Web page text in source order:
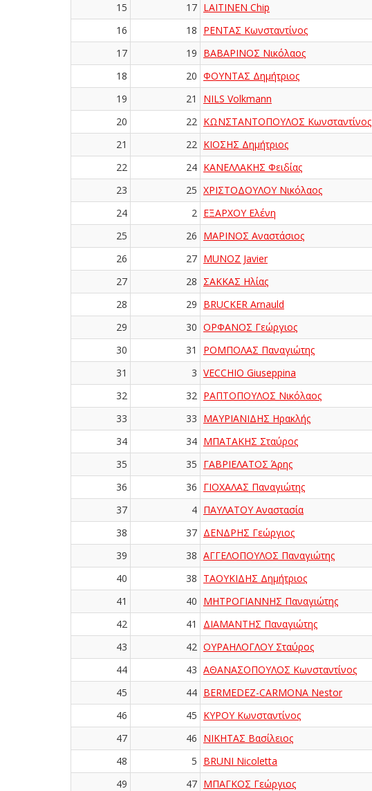
15
17 LAITINEN Chip
16
18 ΡΕΝΤΑΣ Κωνσταντίνος
17
19 ΒΑΒΑΡΙΝΟΣ Νικόλαος
18
20 ΦΟΥΝΤΑΣ Δημήτριος
19
21 NILS Volkmann
20
22 ΚΩΝΣΤΑΝΤΟΠΟΥΛΟΣ Κωνσταντίνος
21
22 ΚΙΟΣΗΣ Δημήτριος
22
24 ΚΑΝΕΛΛΑΚΗΣ Φειδίας
23
25 ΧΡΙΣΤΟΔΟΥΛΟΥ Νικόλαος
24
2 ΕΞΑΡΧΟΥ Ελένη
25
26 ΜΑΡΙΝΟΣ Αναστάσιος
26
27 MUNOZ Javier
27
28 ΣΑΚΚΑΣ Ηλίας
28
29 BRUCKER Arnauld
29
30 ΟΡΦΑΝΟΣ Γεώργιος
30
31 ΡΟΜΠΟΛΑΣ Παναγιώτης
31
3 VECCHIO Giuseppina
32
32 ΡΑΠΤΟΠΟΥΛΟΣ Νικόλαος
33
33 ΜΑΥΡΙΑΝΙΔΗΣ Ηρακλής
34
34 ΜΠΑΤΑΚΗΣ Σταύρος
35
35 ΓΑΒΡΙΕΛΑΤΟΣ Άρης
36
36 ΓΙΟΧΑΛΑΣ Παναγιώτης
37
4 ΠΑΥΛΑΤΟΥ Αναστασία
38
37 ΔΕΝΔΡΗΣ Γεώργιος
39
38 ΑΓΓΕΛΟΠΟΥΛΟΣ Παναγιώτης
40
38 ΤΑΟΥΚΙΔΗΣ Δημήτριος
41
40 ΜΗΤΡΟΓΙΑΝΝΗΣ Παναγιώτης
42
41 ΔΙΑΜΑΝΤΗΣ Παναγιώτης
43
42 ΟΥΡΑΗΛΟΓΛΟΥ Σταύρος
44
43 ΑΘΑΝΑΣΟΠΟΥΛΟΣ Κωνσταντίνος
45
44 BERMEDEZ-CARMONA Nestor
46
45 ΚΥΡΟΥ Κωνσταντίνος
47
46 ΝΙΚΗΤΑΣ Βασίλειος
48
5 BRUNI Nicoletta
49
47 ΜΠΑΓΚΟΣ Γεώργιος